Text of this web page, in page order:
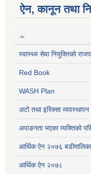
ऐन, कानून तथा
स्वास्थ्य सेवा नियुक्तिको
Red Book
WASH Plan
अटो तथा इरिक्सा व्यवस्थापन
अपाङगता भएका व्यक्तिको
आर्थिक ऐन २०७६
आर्थिक ऐन २०७८